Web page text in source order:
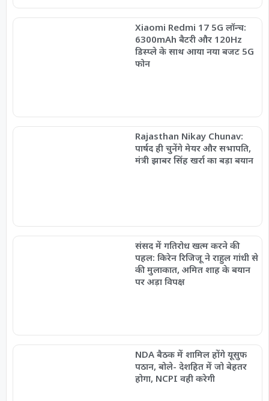
Xiaomi Redmi 17 5G लॉन्च:
6300mAh बैटरी और 120Hz
डिस्प्ले के साथ आया नया बजट 5G
फोन
Rajasthan Nikay Chunav:
पार्षद ही चुनेंगे मेयर और सभापति,
मंत्री झाबर सिंह खर्रा का बड़ा बयान
संसद में गतिरोध खत्म करने की
पहल: किरेन रिजिजू ने राहुल गांधी से
की मुलाकात, अमित शाह के बयान
पर अड़ा विपक्ष
NDA बैठक में शामिल होंगे यूसुफ
पठान, बोले- देशहित में जो बेहतर
होगा, NCPI वही करेगी